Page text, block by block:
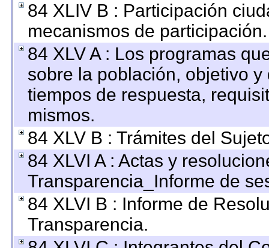
84 XLIV B : Participación
mecanismos de participación.
84 XLV A : Los programas
sobre la población, objetivo
tiempos de respuesta,
mismos.
84 XLV B : Trámites del
84 XLVI A : Actas y
Transparencia_Informe de
84 XLVI B : Informe de
Transparencia.